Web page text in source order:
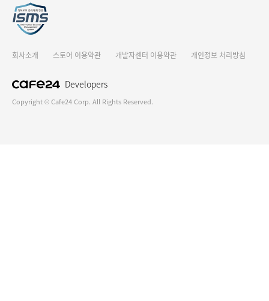
Developers
회사소개 스토어 이용약관 개발자센터 이용약관 개인정보 처리방침
Copyright © Cafe24 Corp. All Rights Reserved.